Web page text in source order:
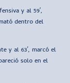
y al 59′,
dentro del
y al 63′, marcó el
solo en el